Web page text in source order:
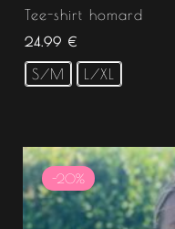
Tee-shirt homard
24.99 €
S/M L/XL
-20%
Le
prix
initial
était :
24.99 €.
Le
prix
actuel
est :
19.99